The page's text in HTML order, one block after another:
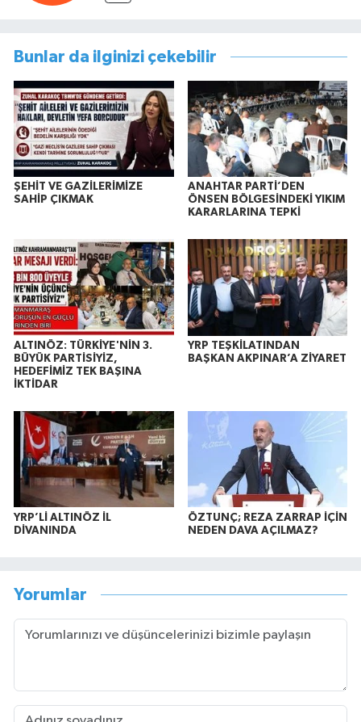
Bunlar da ilginizi çekebilir
ŞEHİT VE GAZİLERİMİZE
SAHİP ÇIKMAK
ANAHTAR PARTİ’DEN
ÖNSEN BÖLGESİNDEKİ YIKIM
KARARLARINA TEPKİ
ALTINÖZ: TÜRKİYE'NİN 3.
BÜYÜK PARTİSİYİZ,
HEDEFİMİZ TEK BAŞINA
İKTİDAR
YRP TEŞKİLATINDAN
BAŞKAN AKPINAR’A ZİYARET
YRP’Lİ ALTINÖZ İL
DİVANINDA
ÖZTUNÇ; REZA ZARRAP İÇİN
NEDEN DAVA AÇILMAZ?
Yorumlar